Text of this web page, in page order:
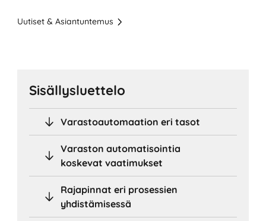
Uutiset & Asiantuntemus
Sisällysluettelo
Varastoautomaation eri tasot
Varaston automatisointia
koskevat vaatimukset
Rajapinnat eri prosessien
yhdistämisessä